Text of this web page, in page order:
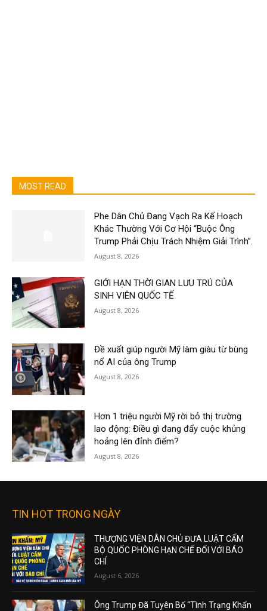
MOST READ
Phe Dân Chủ Đang Vạch Ra Kế Hoạch
Khác Thường Với Cơ Hội “Buộc Ông
Trump Phải Chịu Trách Nhiệm Giải Trình”.
August 8, 2026
GIỚI HẠN THỜI GIAN LƯU TRÚ CỦA
SINH VIÊN QUỐC TẾ
August 8, 2026
Đề xuất giúp người Mỹ làm giàu từ bùng
nổ AI của ông Trump
August 8, 2026
Hơn 1 triệu người Mỹ rời bỏ thị trường
lao động: Điều gì đang đẩy cuộc khủng
hoảng lên đỉnh điểm?
August 8, 2026
TIN HOT TRONG NGÀY
THƯỢNG VIỆN DÂN CHỦ ĐƯA LUẬT CẤM
BỘ QUỐC PHÒNG HẠN CHẾ ĐỐI VỚI BÁO
CHÍ
August 6, 2026
Ông Trump Đã Tuyên Bố “Tình Trạng Khẩn